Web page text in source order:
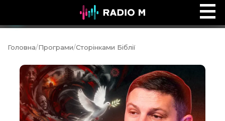
Ефір Radio M
Головна/Програми/Сторінками Біблії